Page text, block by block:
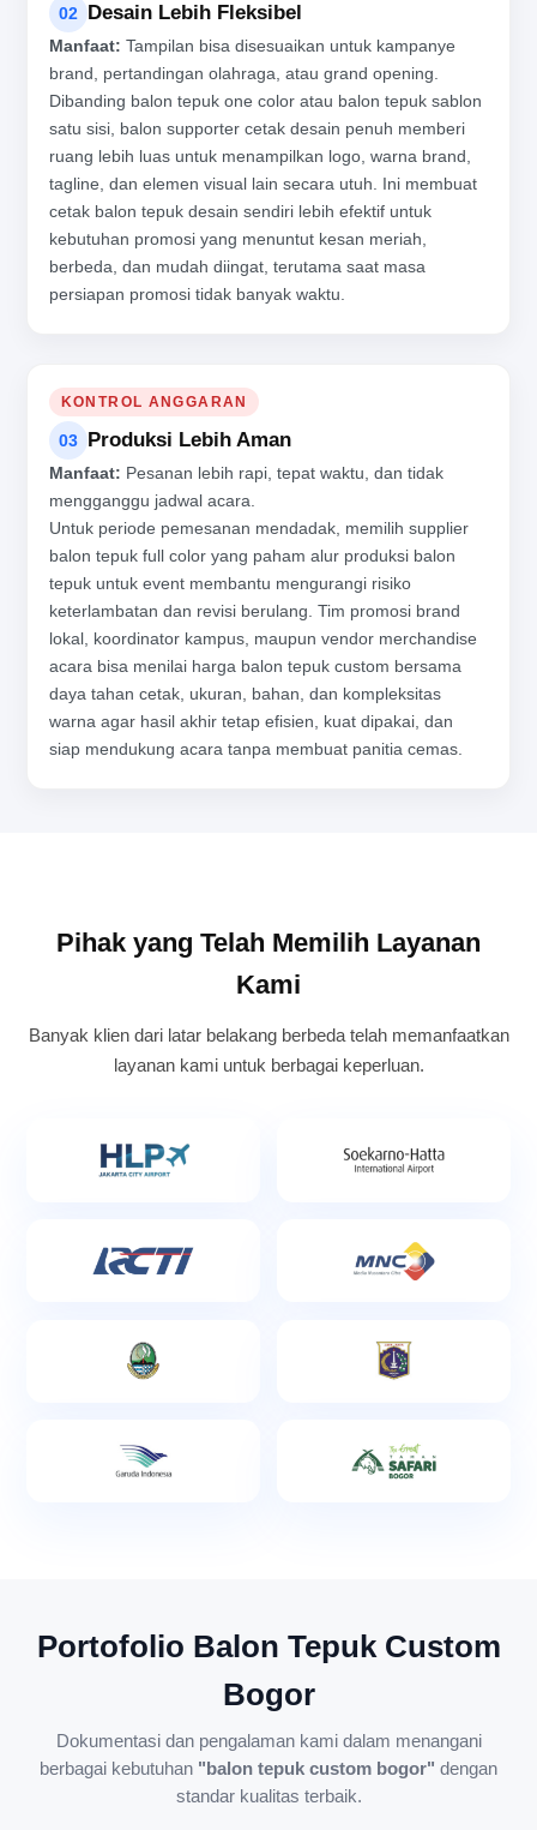
02 Desain Lebih Fleksibel
Manfaat: Tampilan bisa disesuaikan untuk kampanye
brand, pertandingan olahraga, atau grand opening.
Dibanding balon tepuk one color atau balon tepuk sablon
satu sisi, balon supporter cetak desain penuh memberi
ruang lebih luas untuk menampilkan logo, warna brand,
tagline, dan elemen visual lain secara utuh. Ini membuat
cetak balon tepuk desain sendiri lebih efektif untuk
kebutuhan promosi yang menuntut kesan meriah,
berbeda, dan mudah diingat, terutama saat masa
persiapan promosi tidak banyak waktu.
KONTROL ANGGARAN
03 Produksi Lebih Aman
Manfaat: Pesanan lebih rapi, tepat waktu, dan tidak
mengganggu jadwal acara.
Untuk periode pemesanan mendadak, memilih supplier
balon tepuk full color yang paham alur produksi balon
tepuk untuk event membantu mengurangi risiko
keterlambatan dan revisi berulang. Tim promosi brand
lokal, koordinator kampus, maupun vendor merchandise
acara bisa menilai harga balon tepuk custom bersama
daya tahan cetak, ukuran, bahan, dan kompleksitas
warna agar hasil akhir tetap efisien, kuat dipakai, dan
siap mendukung acara tanpa membuat panitia cemas.
Pihak yang Telah Memilih Layanan
Kami
Banyak klien dari latar belakang berbeda telah memanfaatkan
layanan kami untuk berbagai keperluan.
Portofolio Balon Tepuk Custom
Bogor
Dokumentasi dan pengalaman kami dalam menangani
berbagai kebutuhan "balon tepuk custom bogor" dengan
standar kualitas terbaik.